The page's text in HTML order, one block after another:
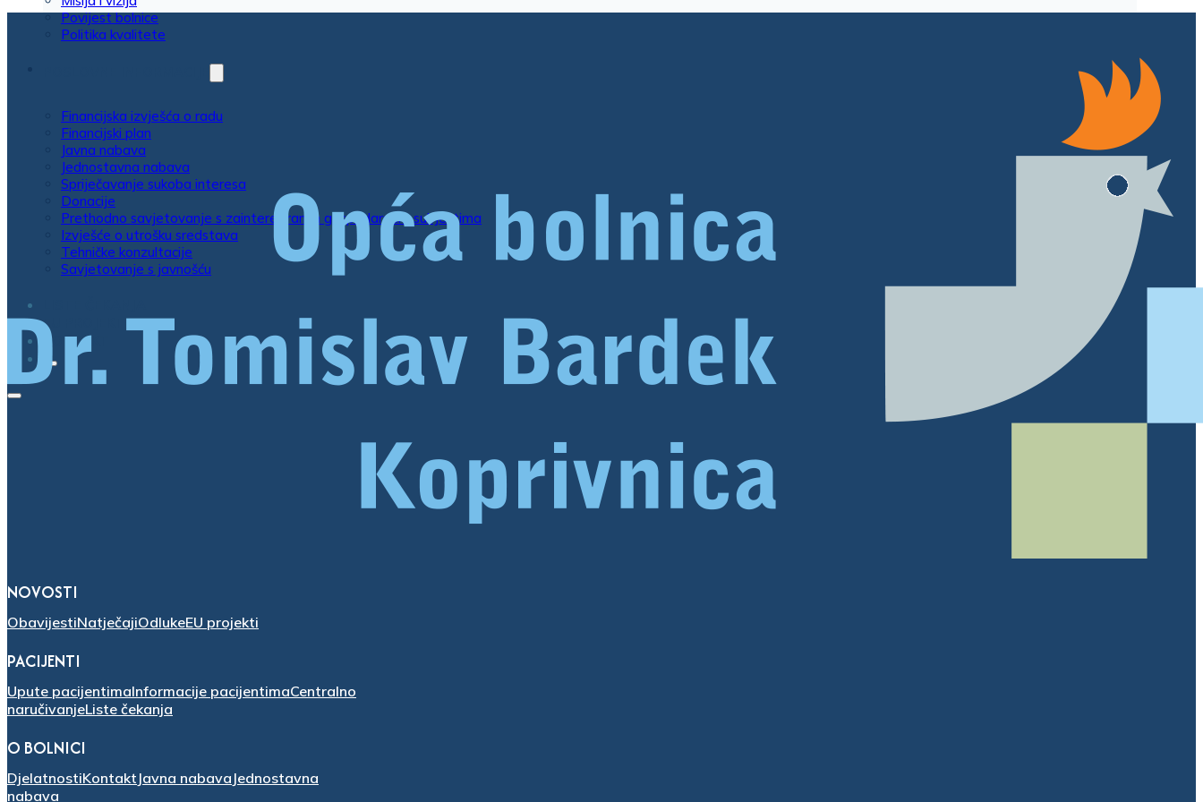
Povijest bolnice
Politika kvalitete
Financijska izvješća o radu
Financijski plan
Javna nabava
Jednostavna nabava
Spriječavanje sukoba interesa
Donacije
Prethodno savjetovanje s zainteresiranim gospodarskim subjektima
Izvješće o utrošku sredstava
Tehničke konzultacije
Savjetovanje s javnošću
EU PROJEKTI
KONTAKT
NOVOSTI
ObavijestiNatječajiOdlukeEU projekti
PACIJENTI
Upute pacijentimaInformacije pacijentimaCentralno
naručivanjeListe čekanja
O BOLNICI
DjelatnostiKontakt Javna nabava Jednostavna
nabava